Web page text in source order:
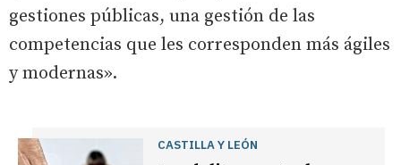
gestiones públicas, una gestión de las
competencias que les corresponden más ágiles
y modernas».
CASTILLA Y LEÓN